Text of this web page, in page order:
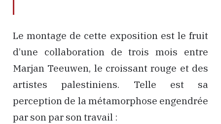
Le montage de cette exposition est le fruit
d’une collaboration de trois mois entre
Marjan Teeuwen, le croissant rouge et des
artistes palestiniens. Telle est sa
perception de la métamorphose engendrée
par son par son travail :